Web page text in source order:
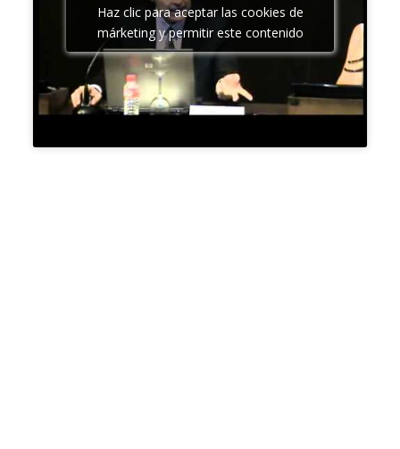
Haz clic para aceptar las cookies de
márketing y permitir este contenido